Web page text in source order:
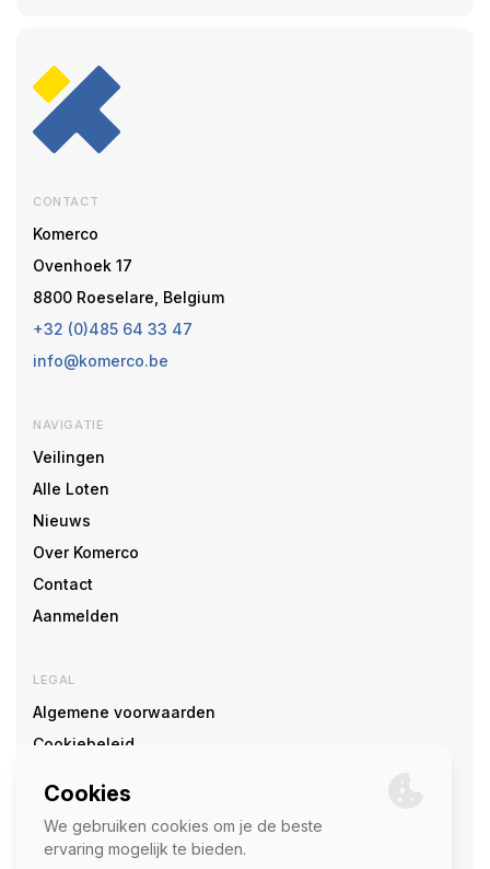
CONTACT
Komerco
Ovenhoek 17
8800 Roeselare, Belgium
+32 (0)485 64 33 47
info@komerco.be
NAVIGATIE
Veilingen
Alle Loten
Nieuws
Over Komerco
Contact
Aanmelden
LEGAL
Algemene voorwaarden
Cookiebeleid
SOCIAL